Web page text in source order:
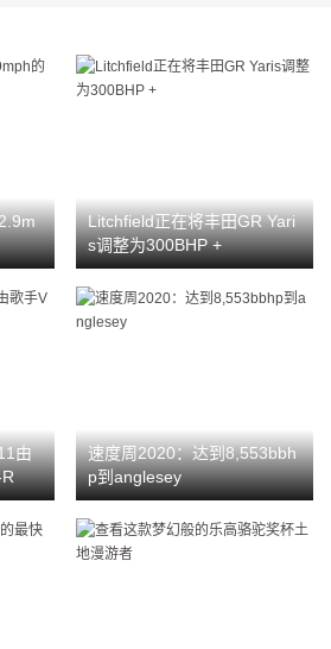
Litchfield正在将丰田GR Yari
s调整为300BHP +
由
速度周2020：达到8,553bbh
p到anglesey